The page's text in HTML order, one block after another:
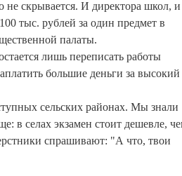
не скрывается. И директора школ, и
тыс. рублей за один предмет в
палаты.
лишь переписать работы
большие деньги за высокий
сельских районах. Мы знали
в селах экзамен стоит дешевле,
спрашивают: "А что, твои